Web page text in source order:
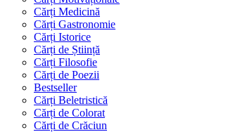
Cărți Medicină
Cărți Gastronomie
Cărți Istorice
Cărți de Știință
Cărți Filosofie
Cărți de Poezii
Bestseller
Cărți Beletristică
Cărți de Colorat
Cărți de Crăciun